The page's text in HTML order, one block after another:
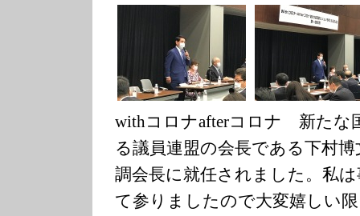
withコロナafterコロナ 新たな
る議員連盟の会長である下村
調会長に就任されました。私
て参りましたので大変嬉しい